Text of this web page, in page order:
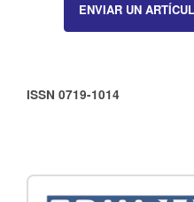
ENVIAR UN
ISSN 0719-1014